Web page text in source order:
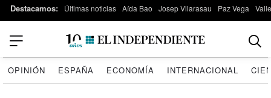
Destacamos: Últimas noticias Aída Bao Josep Vilarasau Paz Vega
OPINIÓN ESPAÑA ECONOMÍA INTERNACIONAL